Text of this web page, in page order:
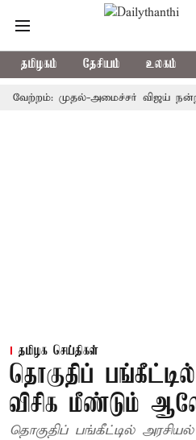
தமிழகம் தேசியம் உலகம்
முதல்-அமைச்சர் விஜய் நன்றி
தமிழக செய்திகள்
தொகுதிப்
விசிக மீண்டும்
தொகுதிப் பங்கீட்டில்